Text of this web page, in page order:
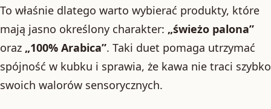
To właśnie dlatego warto wybierać produkty, które
mają jasno określony charakter: „świeżo palona”
oraz „100% Arabica”. Taki duet pomaga utrzymać
spójność w kubku i sprawia, że kawa nie traci szybko
swoich walorów sensorycznych.